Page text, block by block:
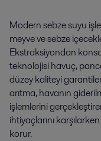
Modern sebze suyu
meyve ve sebze
Ekstraksiyondan
teknolojisi havuç,
düzey kaliteyi
arıtma, havanın
işlemlerini
ihtiyaçlarını
korur.